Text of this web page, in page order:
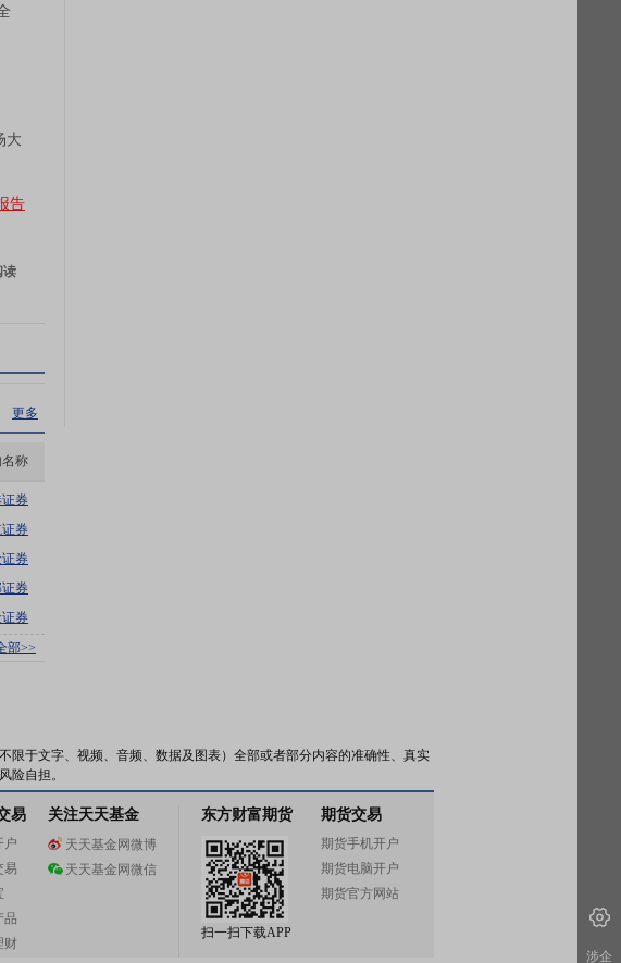
大
告
读
更多
称
券
券
证券
券
证券
部>>
限于文字、视频、音频、数据及图表）全部或者部分内容的准确性、真实
险自担。
易
户
易
品
财
关注天天基金
天天基金网微博
天天基金网微信
东方财富期货
扫一扫下载APP
期货交易
期货手机开户
期货电脑开户
期货官方网站
涉企